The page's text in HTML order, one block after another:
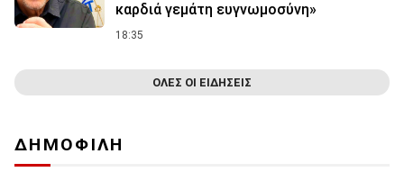
καρδιά γεμάτη ευγνωμοσύνη»
18:35
ΟΛΕΣ ΟΙ ΕΙΔΗΣΕΙΣ
ΔΗΜΟΦΙΛΗ